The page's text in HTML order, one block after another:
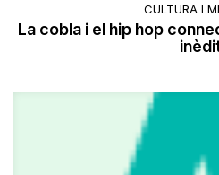
CULTURA I
La cobla i el hip hop